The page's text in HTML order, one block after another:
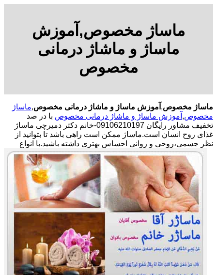
ماساژ مخصوص,آموزش
ماساژ و ماشاژ درمانی
مخصوص
ماساژ مخصوص, آموزش ماساژ و ماشاژ درمانی مخصوص,ماساژ
مخصوص, آموزش ماساژ و ماشاژ درمانی مخصوص با در صد
تخفیف مشاور رایگان 09106210197-خانم دکتر دمیرچی ماساژ
غذای روح انسان است.ماساژ ممکن است راهی باشد تا بتوانید از
نظر جسمی،روحی و روانی احساس بهتری داشته باشید.با انواع